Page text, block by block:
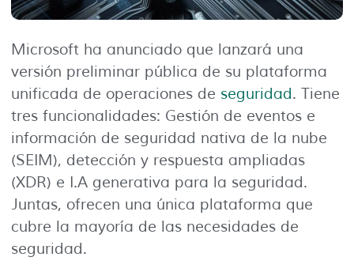
Microsoft ha anunciado que lanzará una
versión preliminar pública de su plataforma
unificada de operaciones de seguridad. Tiene
tres funcionalidades: Gestión de eventos e
información de seguridad nativa de la nube
(SEIM), detección y respuesta ampliadas
(XDR) e I.A generativa para la seguridad.
Juntas, ofrecen una única plataforma que
cubre la mayoría de las necesidades de
seguridad.